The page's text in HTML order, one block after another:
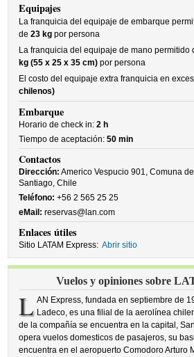
Equipajes
La franquicia del equipaje de embarque
de23 kg por persona
La franquicia del equipaje de mano
kg (55 x 25 x 35 cm) por persona
El costo del equipaje extra franquicia en
chilenos)
Embarque
Horario de check in:2 h
Tiempo de aceptación:50 min
Contactos
Dirección: Americo Vespucio 901, Comuna
Santiago, Chile
Teléfono: +56 2 565 25 25
eMail: reservas@lan.com
Enlaces útiles
Sitio LATAM Express: Abrir sitio
Vuelos y opiniones sobre
L AN Express, fundada en septiembre de
Ladeco, es una filial de la aerolínea
de la compañía se encuentra en la capital,
opera vuelos domesticos de pasajeros, su
encuentra en el aeropuerto Comodoro Arturo